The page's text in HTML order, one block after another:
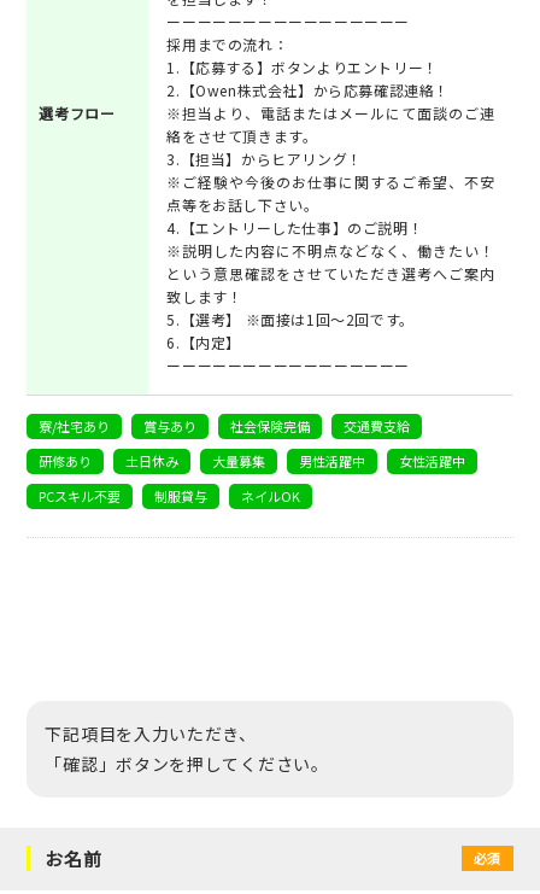
選考フロー
ーーーーーーーーーーーーーーーー
採用までの流れ：
1.【応募する】ボタンよりエントリー！
2.【Owen株式会社】から応募確認連絡！
※担当より、電話またはメールにて面談のご連
絡をさせて頂きます。
3.【担当】からヒアリング！
※ご経験や今後のお仕事に関するご希望、不安
点等をお話し下さい。
4.【エントリーした仕事】のご説明！
※説明した内容に不明点などなく、働きたい！
という意思確認をさせていただき選考へご案内
致します！
5.【選考】 ※面接は1回～2回です。
6.【内定】
ーーーーーーーーーーーーーーーー
寮/社宅あり 賞与あり 社会保険完備
交通費支給
研修あり
土日休み 大量募集 男性活躍中
女性活躍中
PCスキル不要
制服貸与 ネイルOK
下記項目を入力いただき、
「確認」ボタンを押してください。
お名前 必須